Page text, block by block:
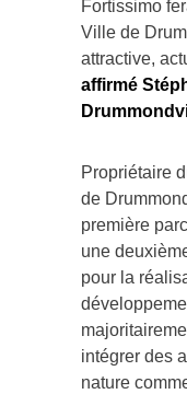
Ville de
attractive,
affirmé
de
première
une
pour la
intégrer des
nature